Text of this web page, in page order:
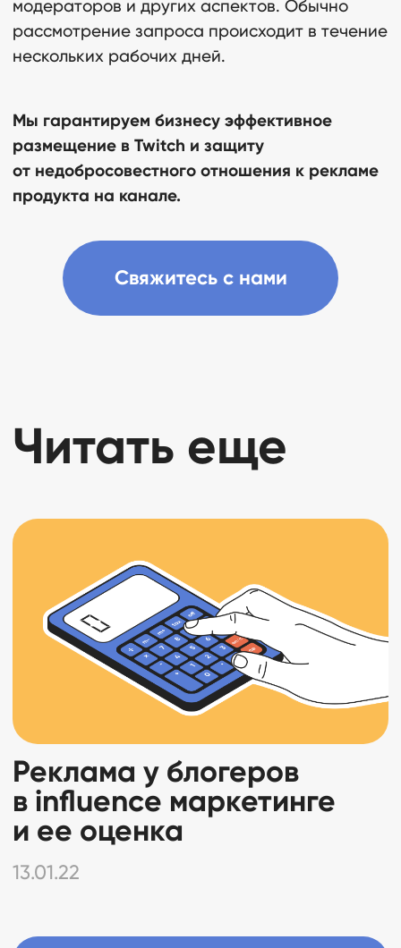
модераторов и других аспектов. Обычно
рассмотрение запроса происходит в течение
нескольких рабочих дней.
Мы гарантируем бизнесу эффективное
размещение в Twitch и защиту
от недобросовестного отношения к рекламе
продукта на канале.